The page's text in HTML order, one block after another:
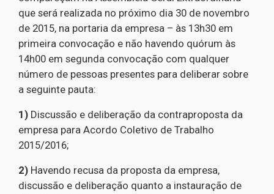
que será realizada no próximo dia 30 de novembro
de 2015, na portaria da empresa – às 13h30 em
primeira convocação e não havendo quórum às
14h00 em segunda convocação com qualquer
número de pessoas presentes para deliberar sobre
a seguinte pauta:
1) Discussão e deliberação da contraproposta da
empresa para Acordo Coletivo de Trabalho
2015/2016;
2) Havendo recusa da proposta da empresa,
discussão e deliberação quanto a instauração de